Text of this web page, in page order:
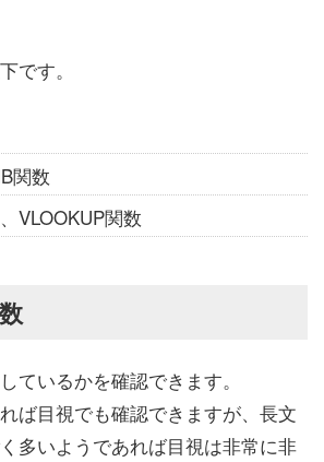
です。
関数
VLOOKUP関数
ているかを確認できます。
ば目視でも確認できますが、長文
多いようであれば目視は非常に非